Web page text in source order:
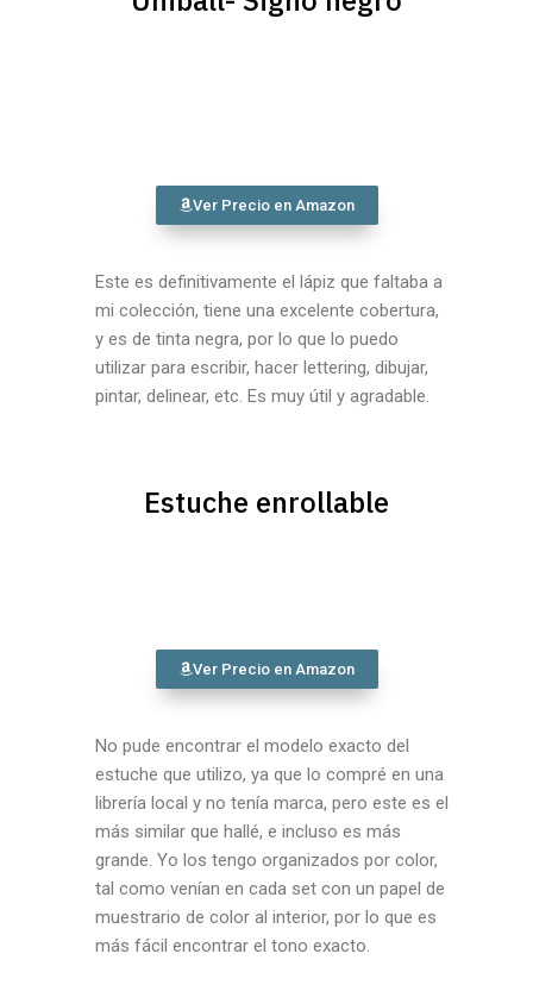
Ver Precio en Amazon
Este es definitivamente el lápiz que faltaba a
mi colección, tiene una excelente cobertura,
y es de tinta negra, por lo que lo puedo
utilizar para escribir, hacer lettering, dibujar,
pintar, delinear, etc. Es muy útil y agradable.
Estuche enrollable
Ver Precio en Amazon
No pude encontrar el modelo exacto del
estuche que utilizo, ya que lo compré en una
librería local y no tenía marca, pero este es el
más similar que hallé, e incluso es más
grande. Yo los tengo organizados por color,
tal como venían en cada set con un papel de
muestrario de color al interior, por lo que es
más fácil encontrar el tono exacto.